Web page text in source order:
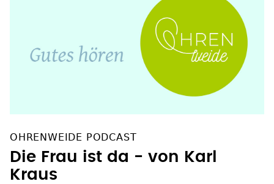
OHRENWEIDE PODCAST
Die Frau ist da - von Karl
Kraus